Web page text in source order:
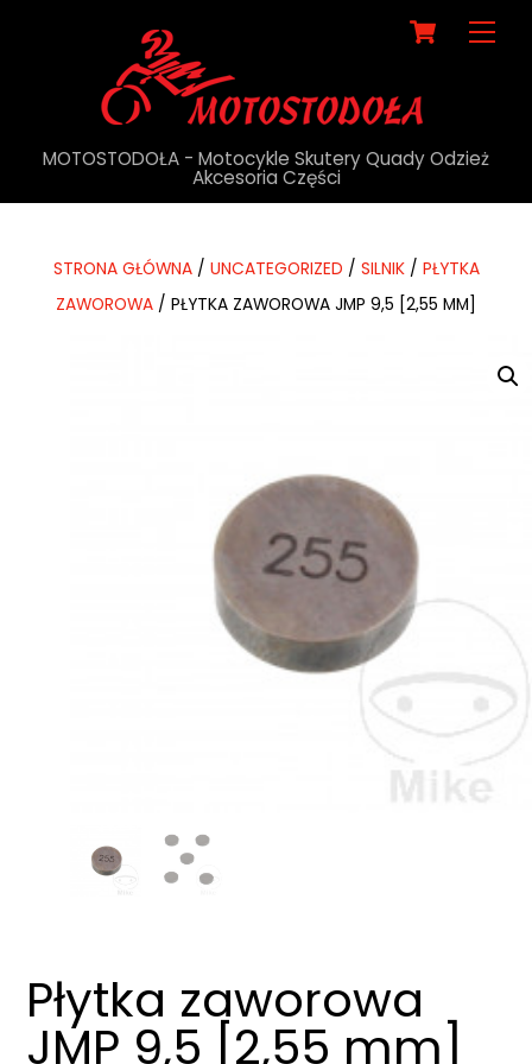
MOTOSTODOŁA - Motocykle Skutery Quady Odzież
Akcesoria Części
STRONA GŁÓWNA/ UNCATEGORIZED / SILNIK/ PŁYTKA
ZAWOROWA / PŁYTKA ZAWOROWA JMP 9,5 [2,55 MM]
Płytka zaworowa
JMP 9,5 [2,55 mm]